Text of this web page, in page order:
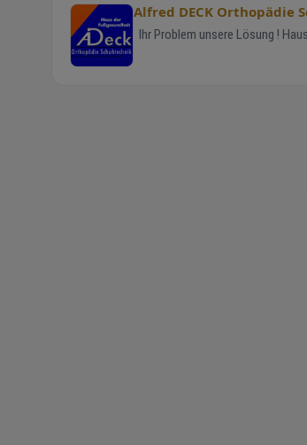
Alfred DECK Orthopädie
Ihr Problem unsere Lösung !